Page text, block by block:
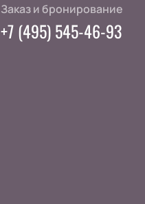
Заказ и бронирование
+7 (495) 545-46-93